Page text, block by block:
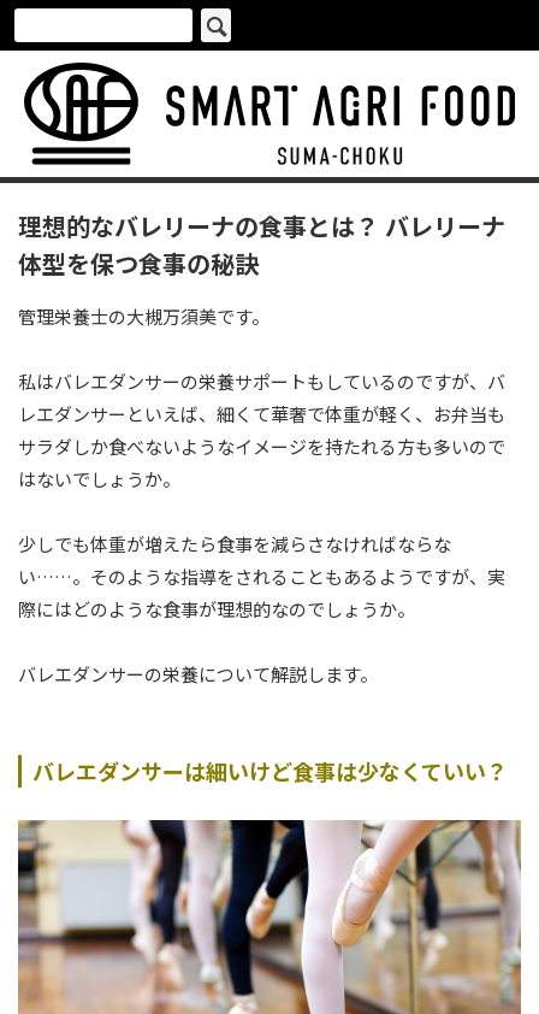
理想的なバレリーナの食事とは？ バレリーナ
体型を保つ食事の秘訣
管理栄養士の大槻万須美です。
私はバレエダンサーの栄養サポートもしているのですが、バ
レエダンサーといえば、細くて華奢で体重が軽く、お弁当も
サラダしか食べないようなイメージを持たれる方も多いので
はないでしょうか。
少しでも体重が増えたら食事を減らさなければならな
い……。そのような指導をされることもあるようですが、実
際にはどのような食事が理想的なのでしょうか。
バレエダンサーの栄養について解説します。
バレエダンサーは細いけど食事は少なくていい？